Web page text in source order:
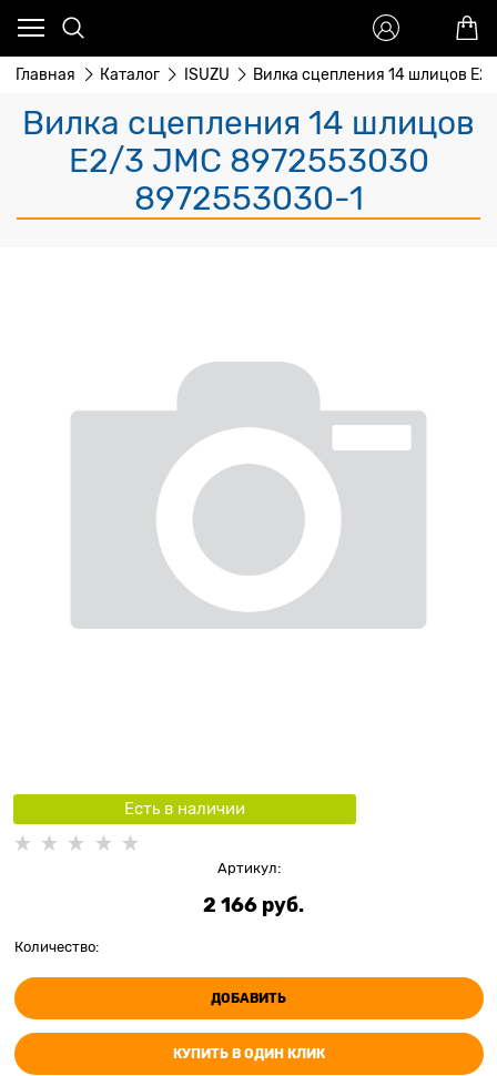
Главная Каталог ISUZU Вилка сцепления 14 шлицов
Вилка сцепления 14 шлицов
E2/3 JMC 8972553030
8972553030-1
Есть в наличии
Артикул:
2 166 руб.
Количество:
ДОБАВИТЬ
КУПИТЬ В ОДИН КЛИК